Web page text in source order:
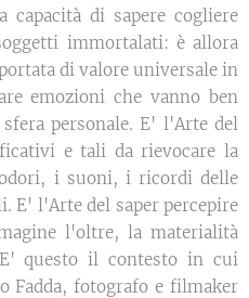
capacità di sapere cogliere
immortalati: è allora
di valore universale in
emozioni che vanno ben
personale. E' l'Arte del
e tali da rievocare la
i suoni, i ricordi delle
E' l'Arte del saper percepire
l'oltre, la materialità
questo il contesto in cui
Fadda, fotografo e filmaker